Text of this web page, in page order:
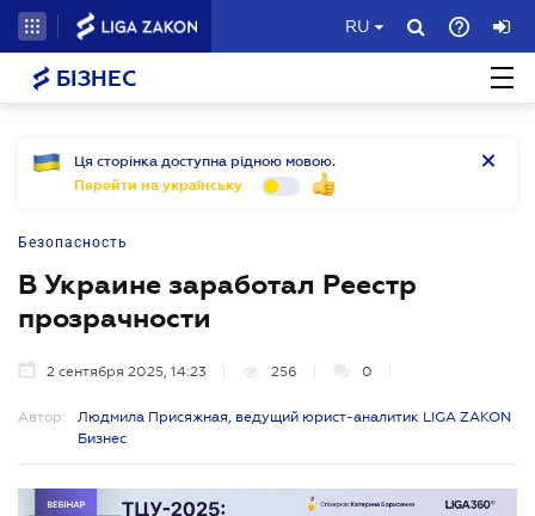
RU
БІЗНЕС
Ця сторінка доступна рідною мовою.
Перейти на українську
Безопасность
В Украине заработал Реестр
прозрачности
2 сентября 2025, 14:23 256 0
Автор:
Людмила Присяжная, ведущий юрист-аналитик LIGA ZAKON
Бизнес